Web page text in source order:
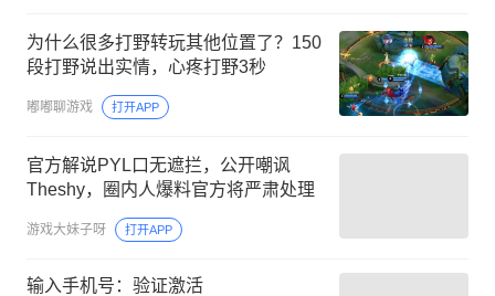
为什么很多打野转玩其他位置了？150
段打野说出实情，心疼打野3秒
嘟嘟聊游戏 打开APP
官方解说PYL口无遮拦，公开嘲讽
Theshy，圈内人爆料官方将严肃处理
游戏大妹子呀 打开APP
输入手机号：验证激活